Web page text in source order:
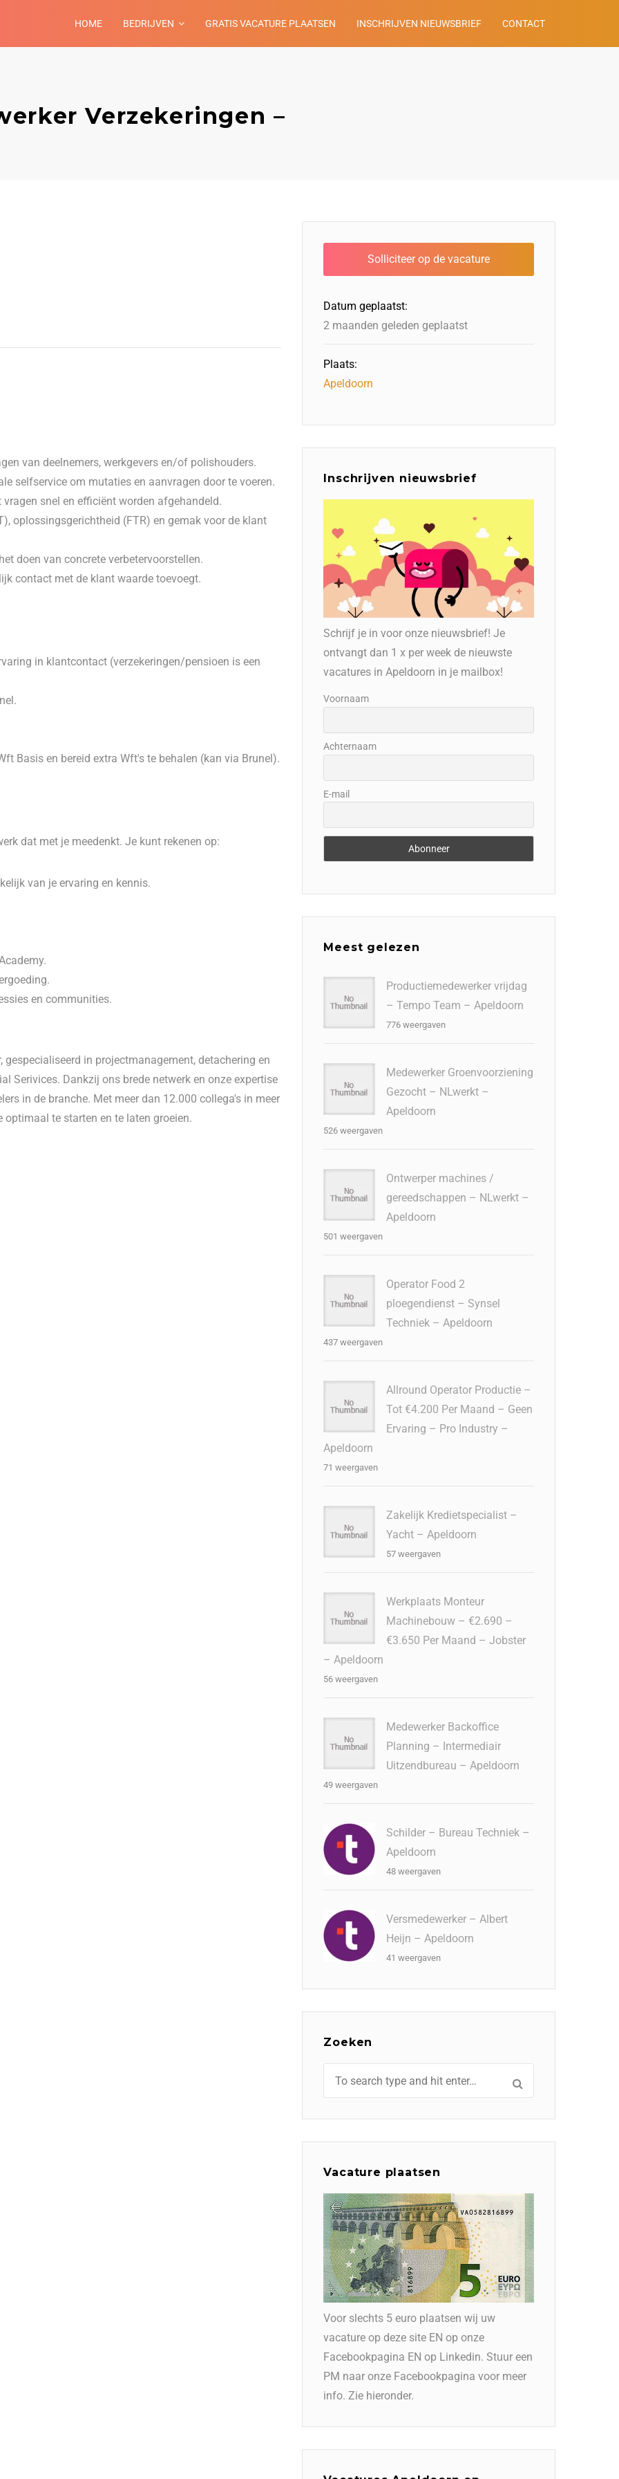
HOME BEDRIJVEN GRATIS VACATURE PLAATSEN INSCHRIJVEN NIEUWSBRIEF CONTACT
Verzekeringen –
van deelnemers, werkgevers en/of polishouders.
selfservice om mutaties en aanvragen door te voeren.
snel en efficiënt worden afgehandeld.
oplossingsgerichtheid (FTR) en gemak voor de klant
doen van concrete verbetervoorstellen.
contact met de klant waarde toevoegt.
in klantcontact (verzekeringen/pensioen is een
Basis en bereid extra Wft's te behalen (kan via Brunel).
dat met je meedenkt. Je kunt rekenen op:
van je ervaring en kennis.
en communities.
in projectmanagement, detachering en
Serivices. Dankzij ons brede netwerk en onze expertise
in de branche. Met meer dan 12.000 collega's in meer
te starten en te laten groeien.
Datum geplaatst:
2 maanden geleden geplaatst
Plaats:
Apeldoorn
Inschrijven nieuwsbrief
Schrijf je in voor onze nieuwsbrief! Je
ontvangt dan 1 x per week de nieuwste
vacatures in Apeldoorn in je mailbox!
Voornaam
Achternaam
E-mail
Meest gelezen
Productiemedewerker vrijdag
– Tempo Team – Apeldoorn
776 weergaven
Medewerker Groenvoorziening
Gezocht – NLwerkt –
Apeldoorn
526 weergaven
Ontwerper machines /
gereedschappen – NLwerkt –
Apeldoorn
501 weergaven
Operator Food 2
ploegendienst – Synsel
Techniek – Apeldoorn
437 weergaven
Allround Operator Productie –
Tot €4.200 Per Maand – Geen
Ervaring – Pro Industry –
Apeldoorn
71 weergaven
Zakelijk Kredietspecialist –
Yacht – Apeldoorn
57 weergaven
Werkplaats Monteur
Machinebouw – €2.690 –
€3.650 Per Maand – Jobster
– Apeldoorn
56 weergaven
Medewerker Backoffice
Planning – Intermediair
Uitzendbureau – Apeldoorn
49 weergaven
Schilder – Bureau Techniek –
Apeldoorn
48 weergaven
Versmedewerker – Albert
Heijn – Apeldoorn
41 weergaven
Zoeken
Vacature plaatsen
Voor slechts 5 euro plaatsen wij uw
vacature op deze site EN op onze
Facebookpagina EN op Linkedin. Stuur een
PM naar onze Facebookpagina voor meer
info. Zie hieronder.